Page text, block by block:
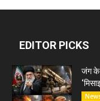
EDITOR PICKS
जंग के